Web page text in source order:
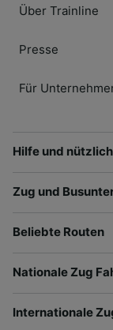
Über Trainline
Presse
Für
Hilfe und
Zug und
Beliebte Routen
Nationale Zug
Internationale